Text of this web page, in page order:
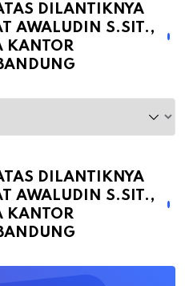
DILANTIKNYA
AWALUDIN S.SIT.,
KANTOR
DILANTIKNYA
AWALUDIN S.SIT.,
KANTOR